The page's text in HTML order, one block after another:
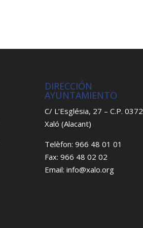
DIRECCIÓN
AYUNTAMIENTO
C/ L’Església, 27 – C.P.
Xaló (Alacant)
Telèfon: 966 48 01 01
Fax: 966 48 02 02
Email: info@xalo.org